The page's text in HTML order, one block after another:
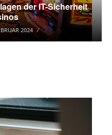
der IT-Sicherheit
2024